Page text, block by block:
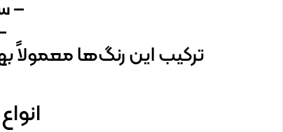
–
ترکیب این رنگ‌ها معمولاً